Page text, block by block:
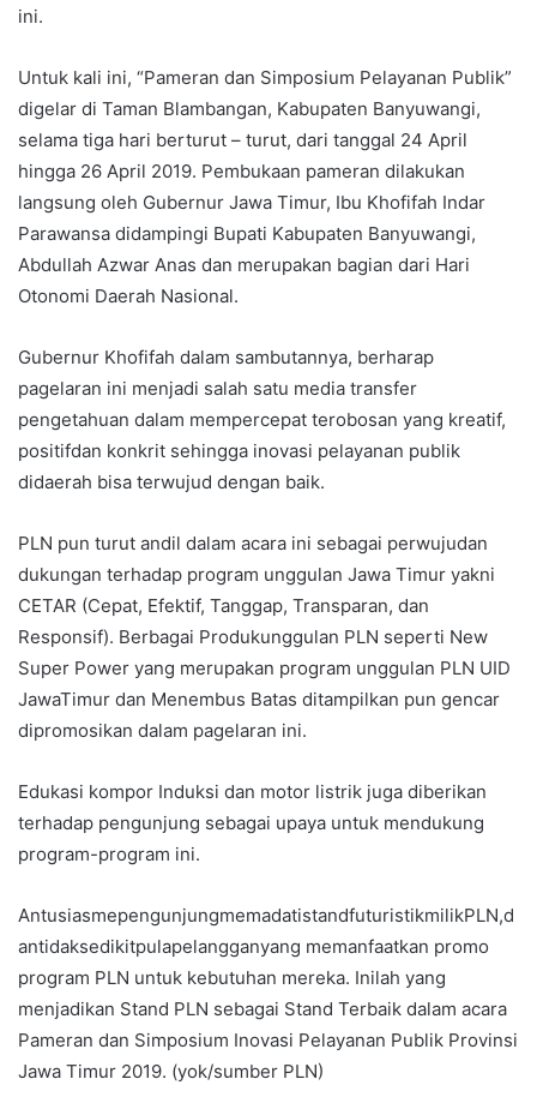
ini.
Untuk kali ini, “Pameran dan Simposium Pelayanan Publik”
digelar di Taman Blambangan, Kabupaten Banyuwangi,
selama tiga hari berturut – turut, dari tanggal 24 April
hingga 26 April 2019. Pembukaan pameran dilakukan
langsung oleh Gubernur Jawa Timur, Ibu Khofifah Indar
Parawansa didampingi Bupati Kabupaten Banyuwangi,
Abdullah Azwar Anas dan merupakan bagian dari Hari
Otonomi Daerah Nasional.
Gubernur Khofifah dalam sambutannya, berharap
pagelaran ini menjadi salah satu media transfer
pengetahuan dalam mempercepat terobosan yang kreatif,
positifdan konkrit sehingga inovasi pelayanan publik
didaerah bisa terwujud dengan baik.
PLN pun turut andil dalam acara ini sebagai perwujudan
dukungan terhadap program unggulan Jawa Timur yakni
CETAR (Cepat, Efektif, Tanggap, Transparan, dan
Responsif). Berbagai Produkunggulan PLN seperti New
Super Power yang merupakan program unggulan PLN UID
JawaTimur dan Menembus Batas ditampilkan pun gencar
dipromosikan dalam pagelaran ini.
Edukasi kompor Induksi dan motor listrik juga diberikan
terhadap pengunjung sebagai upaya untuk mendukung
program-program ini.
AntusiasmepengunjungmemadatistandfuturistikmilikPLN,d
antidaksedikitpulapelangganyang memanfaatkan promo
program PLN untuk kebutuhan mereka. Inilah yang
menjadikan Stand PLN sebagai Stand Terbaik dalam acara
Pameran dan Simposium Inovasi Pelayanan Publik Provinsi
Jawa Timur 2019. (yok/sumber PLN)